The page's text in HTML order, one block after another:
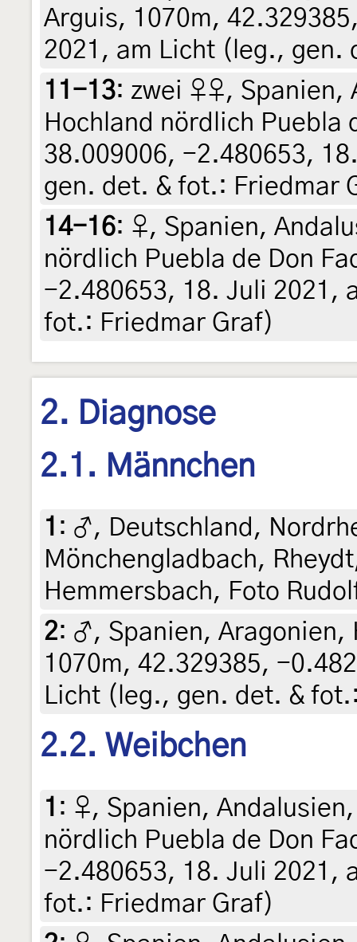
Arguis, 1070m,
2021, am Licht (leg., gen.
11-13: zwei ♀♀, Spanien,
Hochland nördlich Puebla
38.009006, -2.480653,
gen. det. & fot.: Friedmar
14-16: ♀, Spanien,
nördlich Puebla de Don
-2.480653, 18. Juli 2021,
fot.: Friedmar Graf)
2. Diagnose
2.1. Männchen
1 : ♂, Deutschland,
Mönchengladbach,
Hemmersbach, Foto
2: ♂, Spanien, Aragonien,
1070m, 42.329385, -
Licht (leg., gen. det. &
2.2. Weibchen
1 : ♀, Spanien,
nördlich Puebla de Don
-2.480653, 18. Juli 2021,
fot.: Friedmar Graf)